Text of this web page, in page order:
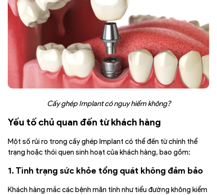
Cấy ghép Implant có nguy hiểm không?
Yếu tố chủ quan đến từ khách hàng
Một số rủi ro trong cấy ghép Implant có thể đến từ chính thể
trạng hoặc thói quen sinh hoạt của khách hàng, bao gồm:
1. Tình trạng sức khỏe tổng quát không đảm bảo
Khách hàng mắc các bệnh mãn tính như tiểu đường không kiểm